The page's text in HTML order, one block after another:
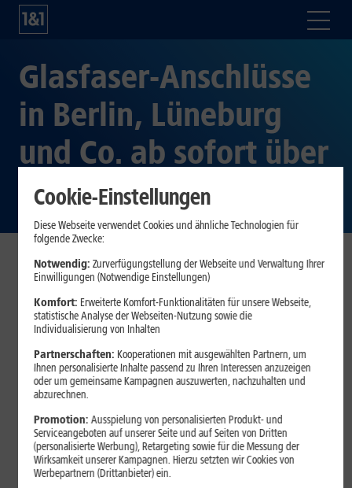
Glasfaser-Anschlüsse
in Berlin, Lüneburg
und Co. ab sofort über
1&1 buchbar
Highspeed-Anschlüsse mit Gigabit-Geschwindigkeit
machen die Berliner Stadtteile Friedrichshain und
Kreuzberg sowie Wartenberg, Geyer, Lüneburg, Thale ,
Halver, Kierspe und Schalksmühle fit für die digitale
Zukunft mit kontinuierlich wachsenden Up- und
Downloadraten.
1&1 übernimmt die Baukosten in Höhe von rund 800
Zum Glasfaser-Ausbau in vielen der oben genannten
Ausbaugebiete finden im Januar 2023 Glasfaser-
Online-Informationsveranstaltungen für Interessierte
statt.
Cookie-Einstellungen
Diese Webseite verwendet Cookies und ähnliche Technologien für
folgende Zwecke:
Notwendig: Zurverfügungstellung der Webseite und Verwaltung Ihrer
Einwilligungen (Notwendige Einstellungen)
Komfort: Erweiterte Komfort-Funktionalitäten für unsere Webseite,
statistische Analyse der Webseiten-Nutzung sowie die
Individualisierung von Inhalten
Partnerschaften: Kooperationen mit ausgewählten Partnern, um
Ihnen personalisierte Inhalte passend zu Ihren Interessen anzuzeigen
oder um gemeinsame Kampagnen auszuwerten, nachzuhalten und
abzurechnen.
Promotion:Ausspielung von personalisierten Produkt- und
Serviceangeboten auf unserer Seite und auf Seiten von Dritten
(personalisierte Werbung), Retargeting sowie für die Messung der
Wirksamkeit unserer Kampagnen. Hierzu setzten wir Cookies von
Werbepartnern (Drittanbieter) ein.